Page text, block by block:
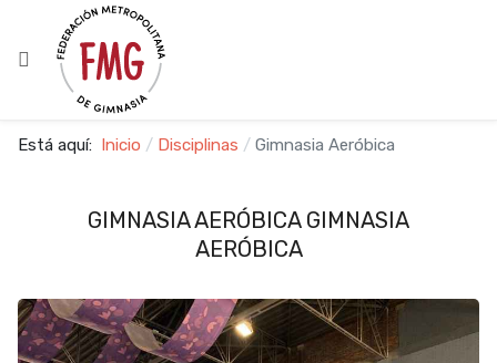
Está aquí: Inicio Disciplinas Gimnasia Aeróbica
GIMNASIA AERÓBICA GIMNASIA
AERÓBICA